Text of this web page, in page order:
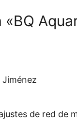
«BQ
de red de